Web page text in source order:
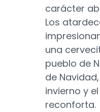
carácter
Los
una
pueblo de
de
invierno y
reconforta.